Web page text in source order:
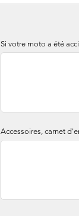
Si votre moto a été
Accessoires, carnet